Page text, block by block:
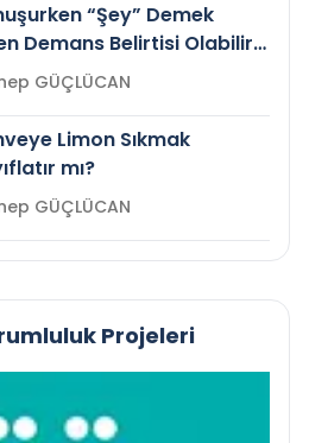
“Şey” Demek
Demans Belirtisi Olabilir
Zeynep GÜÇLÜCAN
Limon Sıkmak
mı?
Zeynep GÜÇLÜCAN
Projeleri